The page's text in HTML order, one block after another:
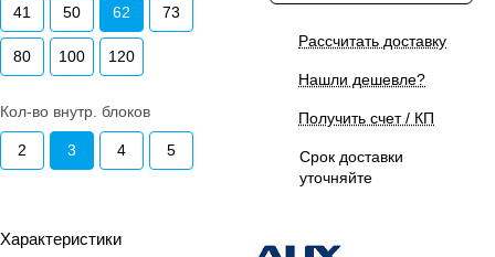
41 50 62 73
80 100 120
Кол-во внутр. блоков
2 3 4 5
Характеристики
Рассчитать доставку
Нашли дешевле?
Получить счет / КП
Срок доставки
уточняйте